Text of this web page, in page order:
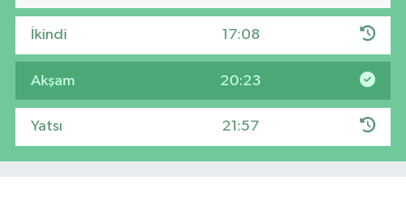
İkindi 17:08
Akşam 20:23
Yatsı 21:57